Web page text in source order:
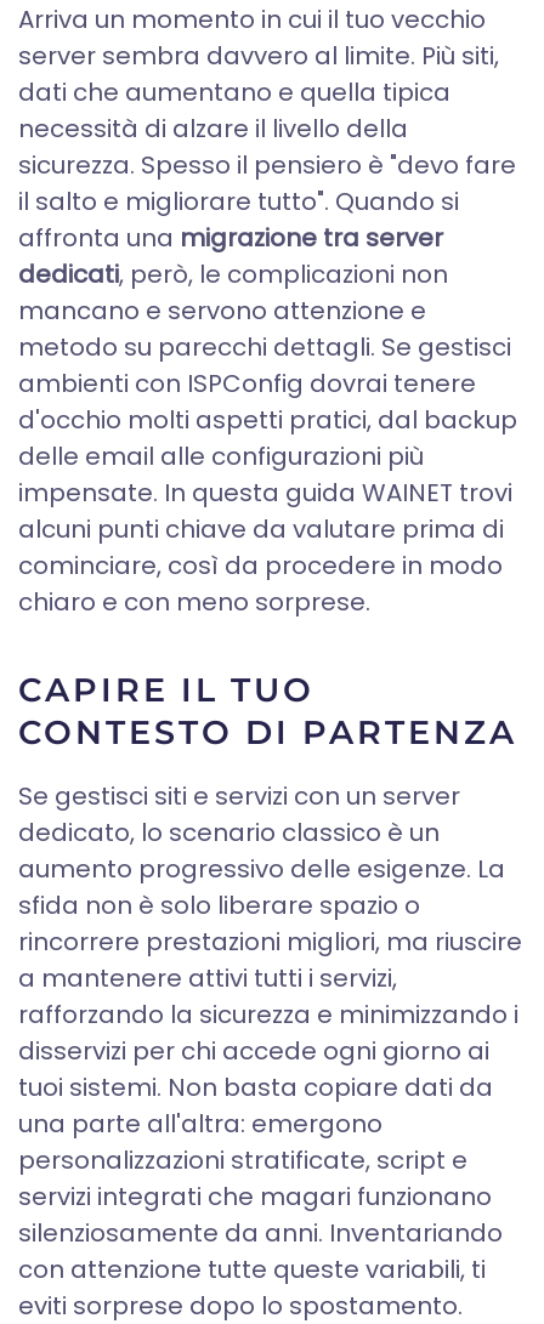
Arriva un momento in cui il tuo vecchio
server sembra davvero al limite. Più siti,
dati che aumentano e quella tipica
necessità di alzare il livello della
sicurezza. Spesso il pensiero è "devo fare
il salto e migliorare tutto". Quando si
affronta una migrazione tra server
dedicati, però, le complicazioni non
mancano e servono attenzione e
metodo su parecchi dettagli. Se gestisci
ambienti con ISPConfig dovrai tenere
d'occhio molti aspetti pratici, dal backup
delle email alle configurazioni più
impensate. In questa guida WAINET trovi
alcuni punti chiave da valutare prima di
cominciare, così da procedere in modo
chiaro e con meno sorprese.
CAPIRE IL TUO
CONTESTO DI PARTENZA
Se gestisci siti e servizi con un server
dedicato, lo scenario classico è un
aumento progressivo delle esigenze. La
sfida non è solo liberare spazio o
rincorrere prestazioni migliori, ma riuscire
a mantenere attivi tutti i servizi,
rafforzando la sicurezza e minimizzando i
disservizi per chi accede ogni giorno ai
tuoi sistemi. Non basta copiare dati da
una parte all'altra: emergono
personalizzazioni stratificate, script e
servizi integrati che magari funzionano
silenziosamente da anni. Inventariando
con attenzione tutte queste variabili, ti
eviti sorprese dopo lo spostamento.